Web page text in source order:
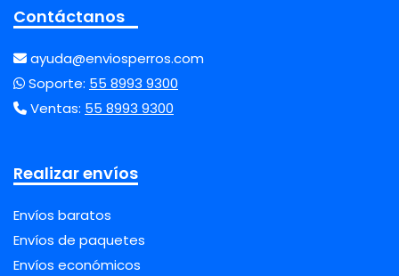
Contáctanos
ayuda@enviosperros.com
Soporte: 55 8993 9300
Ventas: 55 8993 9300
Realizar envíos
Envíos baratos
Envíos de paquetes
Envíos económicos